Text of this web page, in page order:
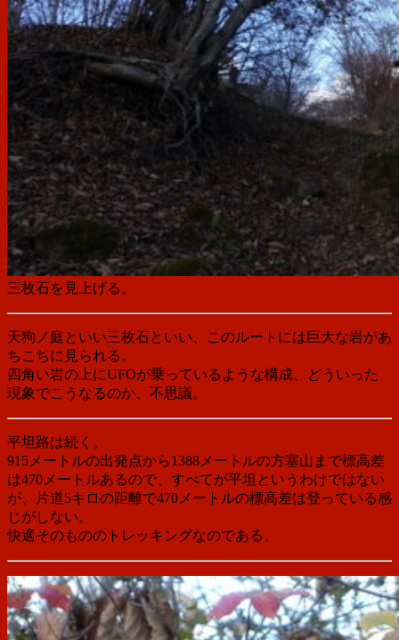
三枚石を見上げる。
天狗ノ庭といい三枚石といい、このルートには巨大な岩があ
ちこちに見られる。
四角い岩の上にUFOが乗っているような構成、どういった
現象でこうなるのか、不思議。
平坦路は続く。
915メートルの出発点から1388メートルの方塞山まで標高差
は470メートルあるので、すべてが平坦というわけではない
が、片道5キロの距離で470メートルの標高差は登っている感
じがしない。
快適そのもののトレッキングなのである。